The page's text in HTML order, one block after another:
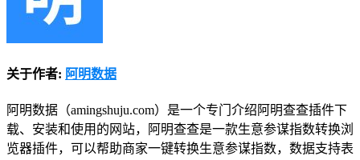
关于作者: 阿明数据
阿明数据（amingshuju.com）是一个专门介绍阿明查查插件下
载、安装和使用的网站，阿明查查是一款生意参谋指数转换浏
览器插件，可以帮助商家一键转换生意参谋指数，数据支持表